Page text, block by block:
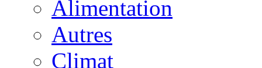
Alimentation
Autres
Climat